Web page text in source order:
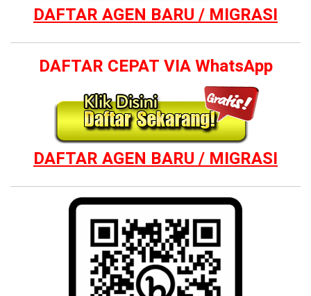
DAFTAR AGEN BARU / MIGRASI
DAFTAR CEPAT VIA WhatsApp
DAFTAR AGEN BARU / MIGRASI